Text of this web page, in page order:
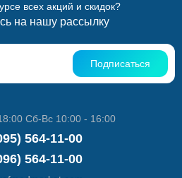
всех акций и скидок?
на нашу рассылку
Подписаться
Сб-Вс 10:00 - 16:00
564-11-00
564-11-00